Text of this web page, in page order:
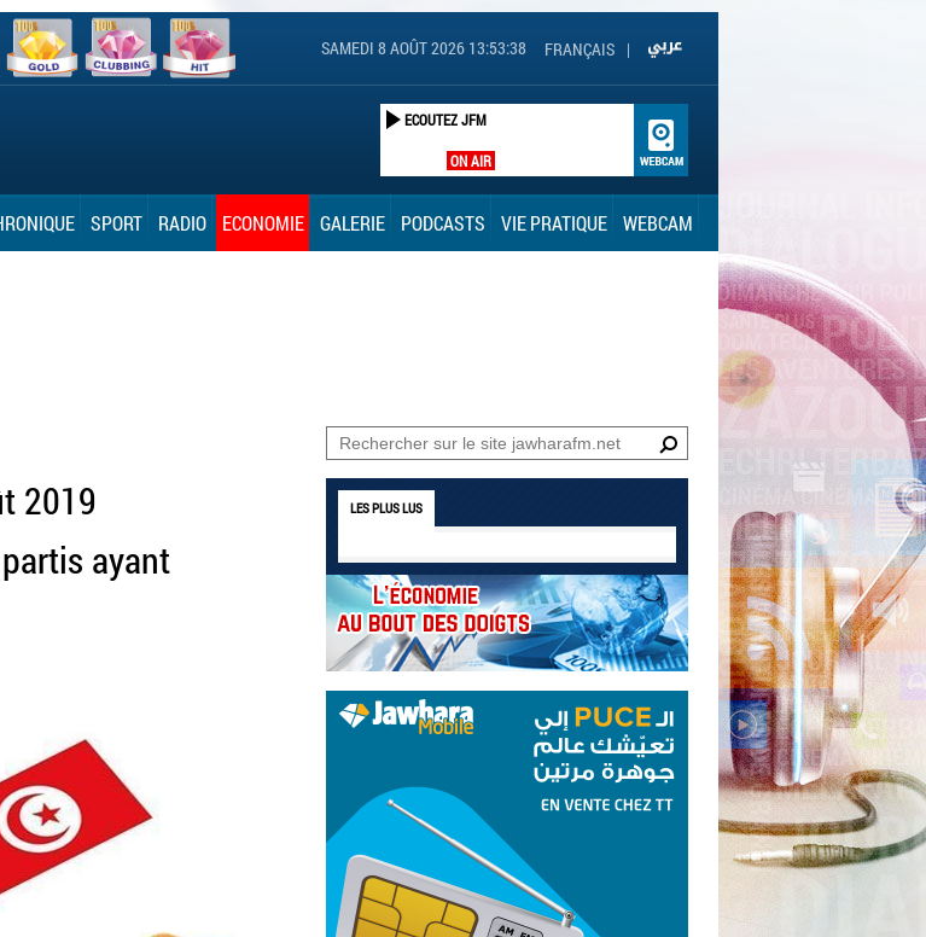
FRANÇAIS |
SAMEDI 8 AOÛT 2026 13:53:39
ON AIR
ECOUTEZ JFM
SPORT RADIO ECONOMIE GALERIE PODCASTS VIE PRATIQUE WEBCAM
2019
ayant
LES PLUS LUS